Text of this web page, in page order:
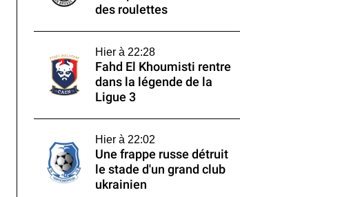
des roulettes
Hier à 22:28
Fahd El Khoumisti rentre
dans la légende de la
Ligue 3
Hier à 22:02
Une frappe russe détruit
le stade d'un grand club
ukrainien